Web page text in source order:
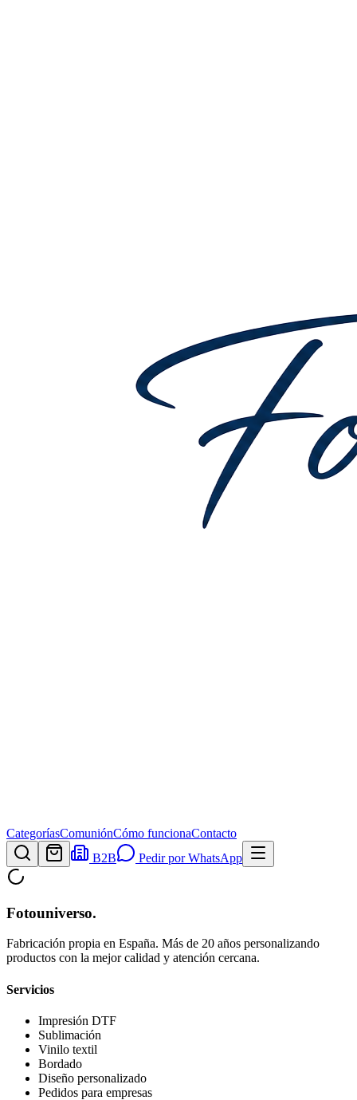
CategoríasComuniónCómo funcionaContacto
B2B
Pedir por WhatsApp
Fotouniverso.
Fabricación propia en España. Más de 20 años personalizando
productos con la mejor calidad y atención cercana.
Servicios
Impresión DTF
Sublimación
Vinilo textil
Bordado
Diseño personalizado
Pedidos para empresas